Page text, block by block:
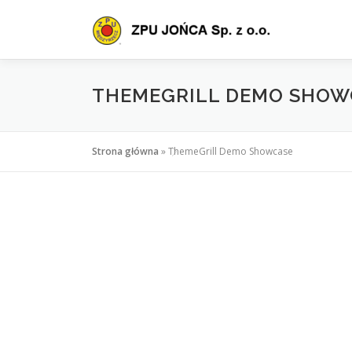
THEMEGRILL DEMO
Strona główna »ThemeGrill Demo Showcase